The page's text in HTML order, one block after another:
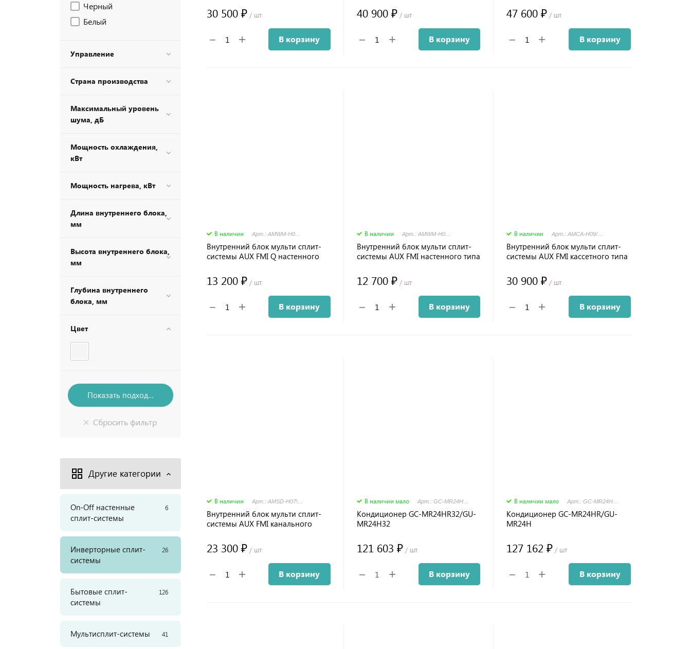
Черный
Белый
Управление
Страна производства
Максимальный уровень
шума, дБ
Мощность охлаждения,
кВт
Мощность нагрева, кВт
Длина внутреннего блока,
мм
Высота внутреннего блока,
мм
Глубина внутреннего
блока, мм
Цвет
Другие категории
On-Off настенные
сплит-системы
6
Инверторные сплит-
системы
26
Бытовые сплит-
системы
126
Мультисплит-системы 41
30 500 ₽ / шт
− + В корзину
40 900 ₽/ шт
− + В корзину
47 600 ₽ / шт
− + В корзину
В наличии
Внутренний блок мульти сплит-
системы AUX FMI Q настенного
13 200 ₽ / шт
− + В корзину
В наличии Арт.: AMWM-H07\4R1
Внутренний блок мульти сплит-
системы AUX FMI настенного типа
12 700 ₽/ шт
− + В корзину
В наличии Арт.: AMCA-H09/4R1
Внутренний блок мульти сплит-
системы AUX FMI кассетного типа
30 900 ₽ / шт
− + В корзину
В наличии
Внутренний блок мульти сплит-
системы AUX FMI канального
23 300 ₽ / шт
− + В корзину
В наличии мало Арт.: GC-MR24HR32/GU-MR24H32
Кондиционер GC-MR24HR32/GU-
MR24H32
121 603 ₽/ шт
− + В корзину
В наличии мало
Кондиционер GC-MR24HR/GU-
MR24H
127 162 ₽ / шт
− + В корзину